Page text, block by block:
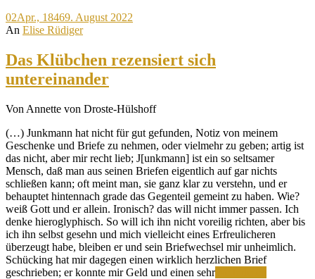
doch
kläglich!
02Apr., 18469. August 2022
An Elise Rüdiger
Das Klübchen rezensiert sich
untereinander
Von Annette von Droste-Hülshoff
(…) Junkmann hat nicht für gut gefunden, Notiz von meinem
Geschenke und Briefe zu nehmen, oder vielmehr zu geben; artig ist
das nicht, aber mir recht lieb; J[unkmann] ist ein so seltsamer
Mensch, daß man aus seinen Briefen eigentlich auf gar nichts
schließen kann; oft meint man, sie ganz klar zu verstehn, und er
behauptet hintennach grade das Gegenteil gemeint zu haben. Wie?
weiß Gott und er allein. Ironisch? das will nicht immer passen. Ich
denke hieroglyphisch. So will ich ihn nicht voreilig richten, aber bis
ich ihn selbst gesehn und mich vielleicht eines Erfreulicheren
überzeugt habe, bleiben er und sein Briefwechsel mir unheimlich.
Schücking hat mir dagegen einen wirklich herzlichen Brief
geschrieben; er konnte mir Geld und einen sehr